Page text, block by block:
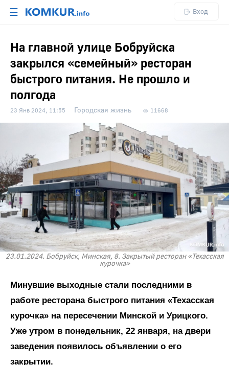
☰ Вход
На главной улице Бобруйска
закрылся «семейный» ресторан
быстрого питания. Не прошло и
полгода
23 Янв 2024, 11:55 Городская жизнь 11668
23.01.2024. Бобруйск, Минская, 8. Закрытый ресторан «Техасская
курочка»
Минувшие выходные стали последними в
работе ресторана быстрого питания «Техасская
курочка» на пересечении Минской и Урицкого.
Уже утром в понедельник, 22 января, на двери
заведения появилось объявлении о его
закрытии.